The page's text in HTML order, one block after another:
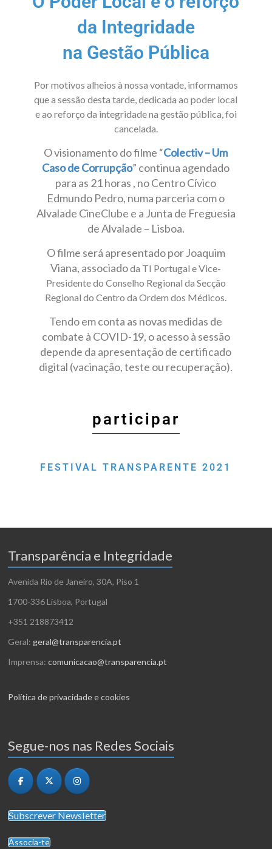
da Integridade
na Gestão Pública
Por motivos alheios à nossa vontade, informamos
que a sessão desta tarde, dedicada ao poder local
e ao reforço da integridade na gestão pública, foi
cancelada.
O visionamento do filme “Colectiv – Um
Caso de Corrupção” continua agendado
para as 21 horas , no Centro Cívico
Edmundo Pedro, numa parceria com o
Alvalade CineClube e a Junta de Freguesia
de Alvalade – Lisboa.
O filme será apresentado por Joaquim
Viana, associadoda TI Portugal e Vice-
Presidente do Conselho Regional da Secção
Regional do Centro da Ordem dos Médicos.
Tendo em conta as novas medidas de
combate à COVID-19, o acesso à sessão
depende da apresentação de certificado
digital (vacinação, teste ou recuperação).
participar
FESTIVAL TRANSPARENTE 2021
Transparência e Integridade
Avenida Rio de Janeiro, 30A, Piso 1
1700-336 Lisboa, Portugal
+351 218873412
Geral: geral@transparencia.pt
Imprensa:comunicacao@transparencia.pt
Política de privacidade e cookies
Segue-nos nas Redes Sociais
Subscrever Newsletter
Associa-te